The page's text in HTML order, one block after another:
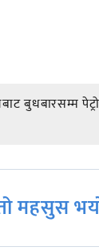
बुधबारसम्म
महसुस